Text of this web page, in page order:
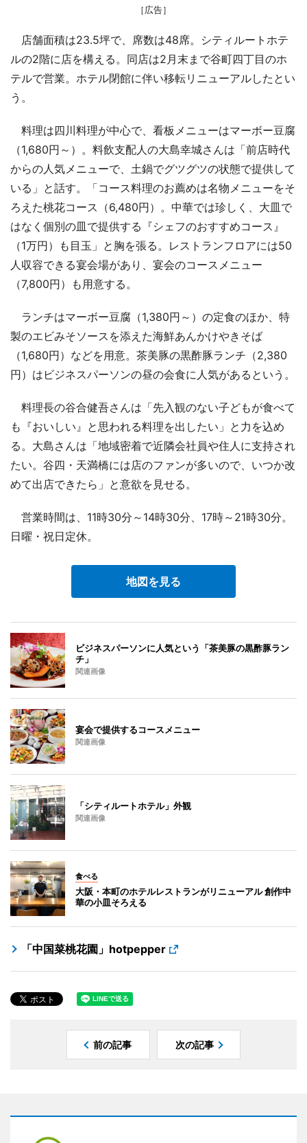
［広告］
店舗面積は23.5坪で、席数は48席。シティルートホテ
ルの2階に店を構える。同店は2月末まで谷町四丁目のホ
テルで営業。ホテル閉館に伴い移転リニューアルしたとい
う。
料理は四川料理が中心で、看板メニューはマーボー豆腐
（1,680円～）。料飲支配人の大島幸城さんは「前店時代
からの人気メニューで、土鍋でグツグツの状態で提供して
いる」と話す。「コース料理のお薦めは名物メニューをそ
ろえた桃花コース（6,480円）。中華では珍しく、大皿で
はなく個別の皿で提供する『シェフのおすすめコース』
（1万円）も目玉」と胸を張る。レストランフロアには50
人収容できる宴会場があり、宴会のコースメニュー
（7,800円）も用意する。
ランチはマーボー豆腐（1,380円～）の定食のほか、特
製のエビみそソースを添えた海鮮あんかけやきそば
（1,680円）などを用意。茶美豚の黒酢豚ランチ（2,380
円）はビジネスパーソンの昼の会食に人気があるという。
料理長の谷合健吾さんは「先入観のない子どもが食べて
も『おいしい』と思われる料理を出したい」と力を込め
る。大島さんは「地域密着で近隣会社員や住人に支持され
たい。谷四・天満橋には店のファンが多いので、いつか改
めて出店できたら」と意欲を見せる。
営業時間は、11時30分～14時30分、17時～21時30分。
日曜・祝日定休。
地図を見る
ビジネスパーソンに人気という「茶美豚の黒酢豚ラン
チ」
関連画像
宴会で提供するコースメニュー
関連画像
「シティルートホテル」外観
関連画像
食べる
大阪・本町のホテルレストランがリニューアル 創作中
華の小皿そろえる
「中国菜桃花園」hotpepper
前の記事 次の記事